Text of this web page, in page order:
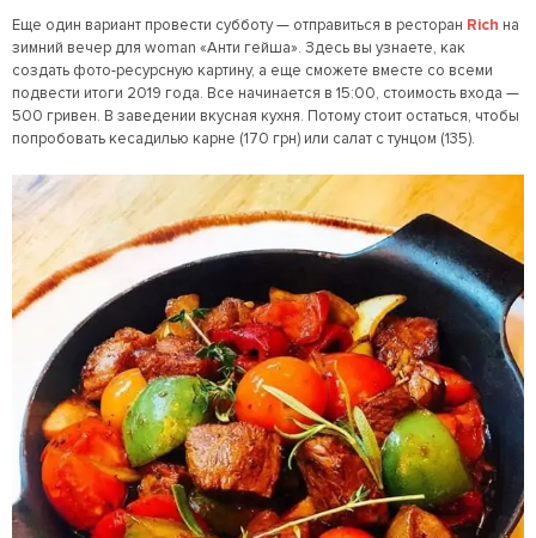
Еще один вариант провести субботу — отправиться в ресторан Rich на
зимний вечер для woman «Анти гейша». Здесь вы узнаете, как
создать фото-ресурсную картину, а еще сможете вместе со всеми
подвести итоги 2019 года. Все начинается в 15:00, стоимость входа —
500 гривен. В заведении вкусная кухня. Потому стоит остаться, чтобы
попробовать кесадилью карне (170 грн) или салат с тунцом (135).